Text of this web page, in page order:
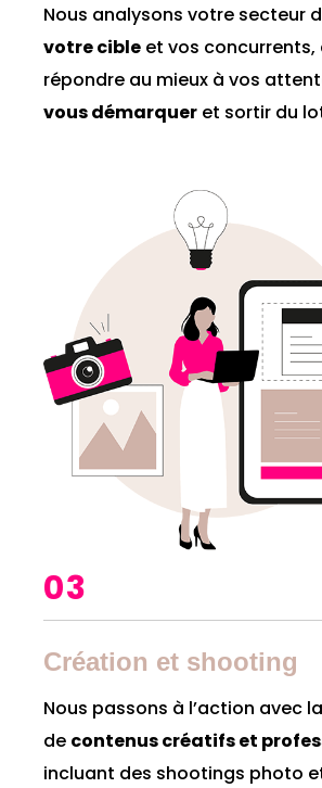
Nous analysons votre secteur
votre cibleet vos concurrents,
répondre au mieux à vos
vous démarqueret sortir du
03
Création et shooting
Nous passons à l’action avec
de contenus créatifs et
incluant des shootings photo